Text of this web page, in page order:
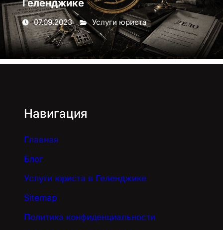
Геленджике
07.09.2023 Услуги юриста
Навигация
Главная
Блог
Услуги юриста в Геленджике
Sitemap
Политика конфиденциальности